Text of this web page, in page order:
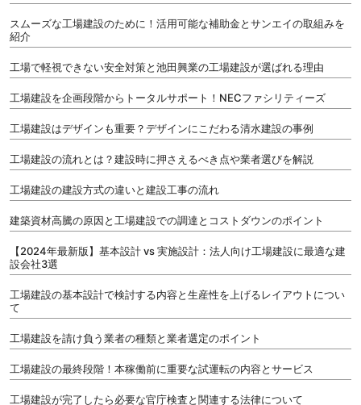
スムーズな工場建設のために！活用可能な補助金とサンエイの取組みを
紹介
工場で軽視できない安全対策と池田興業の工場建設が選ばれる理由
工場建設を企画段階からトータルサポート！NECファシリティーズ
工場建設はデザインも重要？デザインにこだわる清水建設の事例
工場建設の流れとは？建設時に押さえるべき点や業者選びを解説
工場建設の建設方式の違いと建設工事の流れ
建築資材高騰の原因と工場建設での調達とコストダウンのポイント
【2024年最新版】基本設計 vs 実施設計：法人向け工場建設に最適な建
設会社3選
工場建設の基本設計で検討する内容と生産性を上げるレイアウトについ
て
工場建設を請け負う業者の種類と業者選定のポイント
工場建設の最終段階！本稼働前に重要な試運転の内容とサービス
工場建設が完了したら必要な官庁検査と関連する法律について